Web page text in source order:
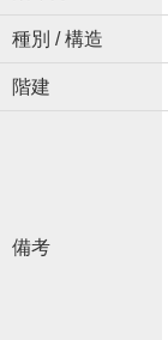
種別 / 構造
階建
備考